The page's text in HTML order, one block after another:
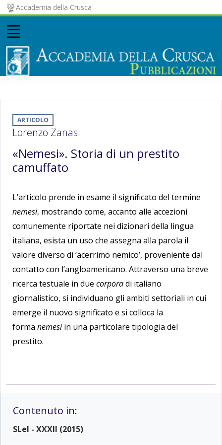
Accademia della Crusca
ARTICOLO
Lorenzo Zanasi
«Nemesi». Storia di un prestito
camuffato
L’articolo prende in esame il significato del termine
nemesi, mostrando come, accanto alle accezioni
comunemente riportate nei dizionari della lingua
italiana, esista un uso che assegna alla parola il
valore diverso di ‘acerrimo nemico’, proveniente dal
contatto con l’angloamericano. Attraverso una breve
ricerca testuale in due corporadi italiano
giornalistico, si individuano gli ambiti settoriali in cui
emerge il nuovo significato e si colloca la
forma nemesiin una particolare tipologia del
prestito.
Contenuto in:
SLeI - XXXII (2015)